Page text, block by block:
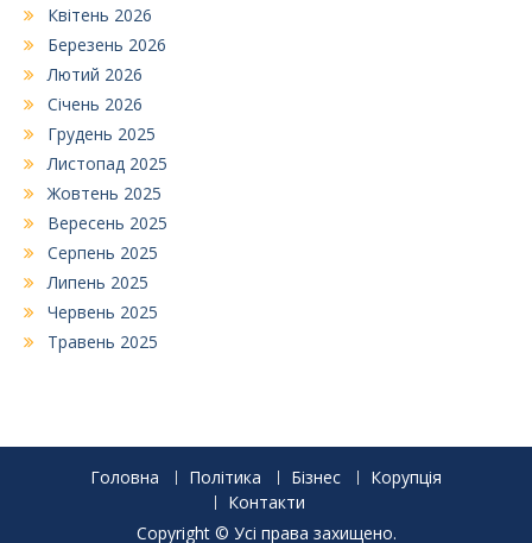
Квітень 2026
Березень 2026
Лютий 2026
Січень 2026
Грудень 2025
Листопад 2025
Жовтень 2025
Вересень 2025
Серпень 2025
Липень 2025
Червень 2025
Травень 2025
Головна Політика Бізнес
Корупція
Контакти
Copyright © Усі права захищено.